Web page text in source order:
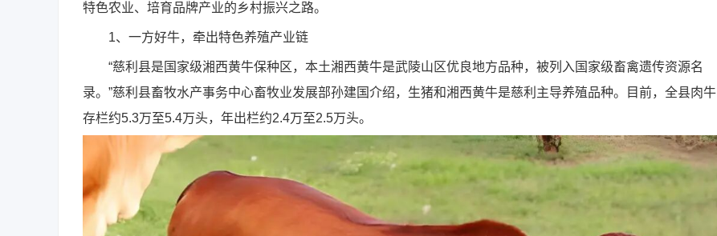
特色农业、培育品牌产业的乡村振兴之路。
1、一方好牛，牵出特色养殖产业链
“慈利县是国家级湘西黄牛保种区，本土湘西黄牛是武陵山区优良地方品种，被列入国家级畜禽遗传资源名
录。”慈利县畜牧水产事务中心畜牧业发展部孙建国介绍，生猪和湘西黄牛是慈利主导养殖品种。目前，全县肉牛
存栏约5.3万至5.4万头，年出栏约2.4万至2.5万头。